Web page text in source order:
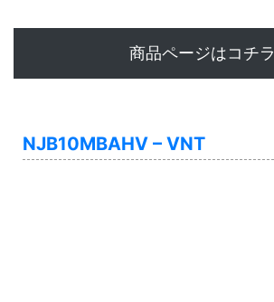
商品ページはコチラ
NJB10MBAHV – VNT